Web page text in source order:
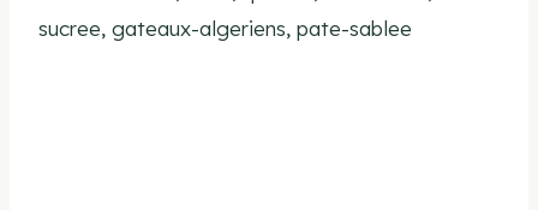
sucree, gateaux-algeriens, pate-sablee